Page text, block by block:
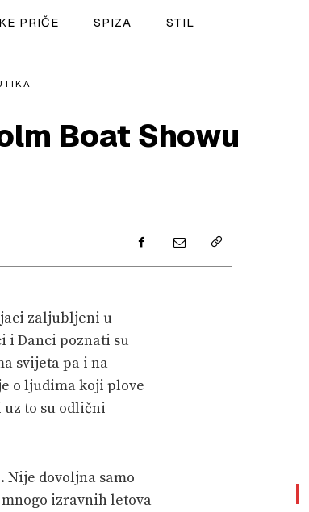
SPORT
PRETPLATA
SHOP
PRIČE SPIZA STIL
Boat Showu
zaljubljeni u
i Danci poznati su
svijeta pa i na
o ljudima koji plove
to su odlični
Nije dovoljna samo
izravnih letova